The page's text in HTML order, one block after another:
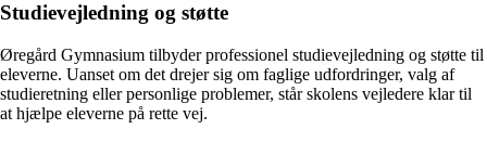
Studievejledning og støtte
Øregård Gymnasium tilbyder professionel studievejledning og støtte til
eleverne. Uanset om det drejer sig om faglige udfordringer, valg af
studieretning eller personlige problemer, står skolens vejledere klar til
at hjælpe eleverne på rette vej.